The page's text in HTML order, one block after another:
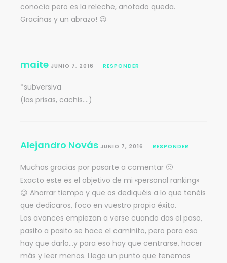
conocía pero es la releche, anotado queda.
Graciñas y un abrazo! 😉
maite JUNIO 7, 2016 RESPONDER
*subversiva
(las prisas, cachis….)
Alejandro Novás JUNIO 7, 2016 RESPONDER
Muchas gracias por pasarte a comentar 🙂
Exacto este es el objetivo de mi «personal ranking»
😉 Ahorrar tiempo y que os dediquéis a lo que tenéis
que dedicaros, foco en vuestro propio éxito.
Los avances empiezan a verse cuando das el paso,
pasito a pasito se hace el caminito, pero para eso
hay que darlo…y para eso hay que centrarse, hacer
más y leer menos. Llega un punto que tenemos